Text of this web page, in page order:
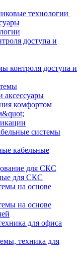
технологии
доступа и
контроля доступа и
аксессуары
комфортом
системы
кабельные
для СКС
для СКС
на основе
на основе
для офиса
техника для